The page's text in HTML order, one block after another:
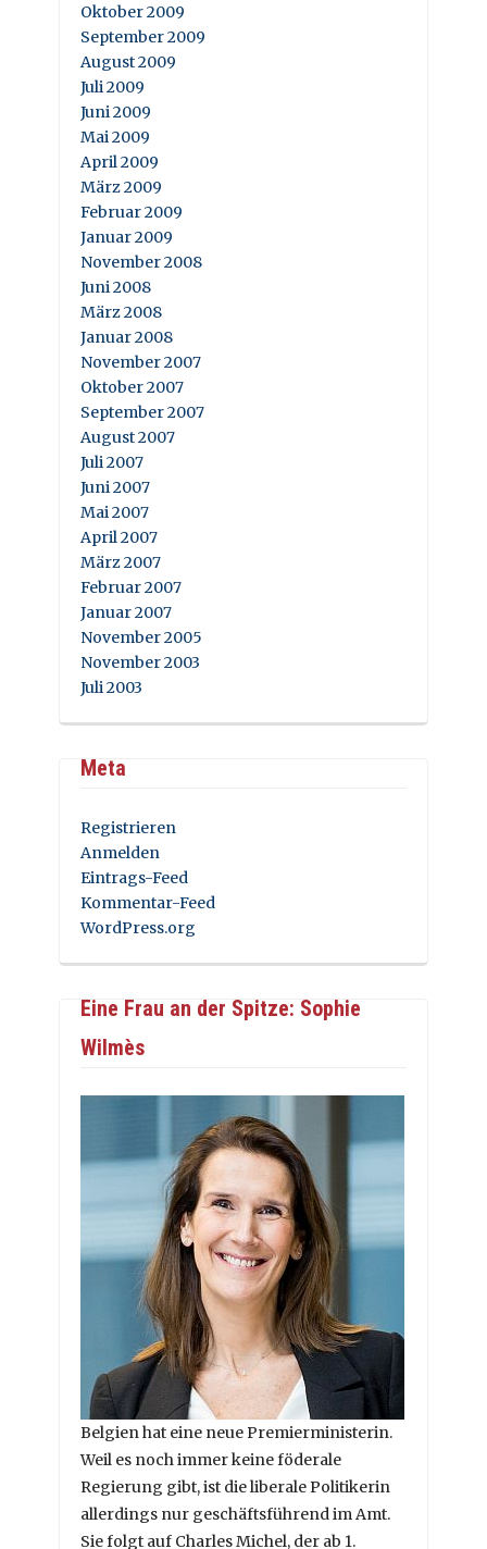
Oktober 2009
September 2009
August 2009
Juli 2009
Juni 2009
Mai 2009
April 2009
März 2009
Februar 2009
Januar 2009
November 2008
Juni 2008
März 2008
Januar 2008
November 2007
Oktober 2007
September 2007
August 2007
Juli 2007
Juni 2007
Mai 2007
April 2007
März 2007
Februar 2007
Januar 2007
November 2005
November 2003
Juli 2003
Meta
Registrieren
Anmelden
Eintrags-Feed
Kommentar-Feed
WordPress.org
Eine Frau an der Spitze: Sophie
Wilmès
Belgien hat eine neue Premierministerin.
Weil es noch immer keine föderale
Regierung gibt, ist die liberale Politikerin
allerdings nur geschäftsführend im Amt.
Sie folgt auf Charles Michel, der ab 1.